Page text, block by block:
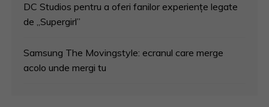
DC Studios pentru a oferi fanilor experiențe legate
de „Supergirl”
Samsung The Movingstyle: ecranul care merge
acolo unde mergi tu